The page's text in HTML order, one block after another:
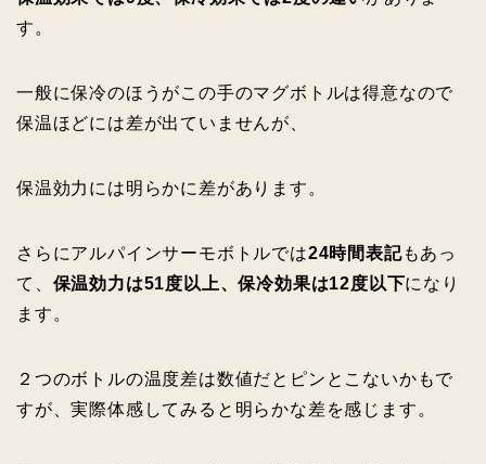
す。
一般に保冷のほうがこの手のマグボトルは得意なので
保温ほどには差が出ていませんが、
保温効力には明らかに差があります。
さらにアルパインサーモボトルでは24時間表記もあっ
て、 保温効力は51度以上、保冷効果は12度以下になり
ます。
２つのボトルの温度差は数値だとピンとこないかもで
すが、実際体感してみると明らかな差を感じます。